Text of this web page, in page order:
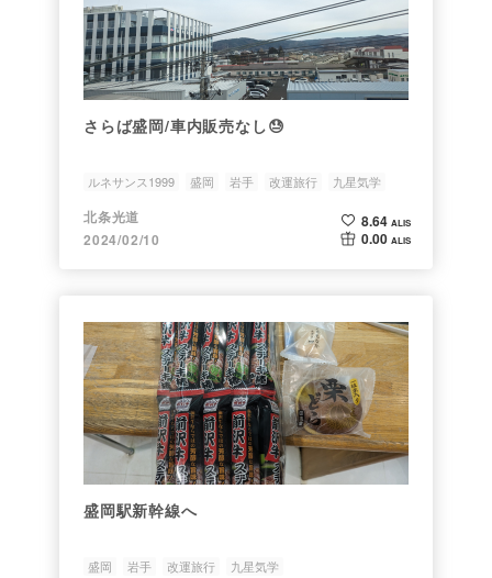
さらば盛岡/車内販売なし😓
ルネサンス1999 盛岡 岩手 改運旅行 九星気学
北条光道
2024/02/10
8.64 ALIS
0.00 ALIS
盛岡駅新幹線へ
盛岡 岩手 改運旅行 九星気学